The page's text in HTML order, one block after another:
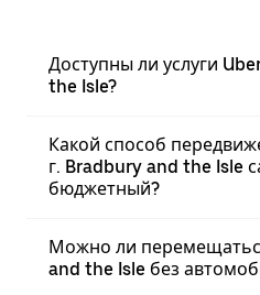
Доступны ли услуги
the Isle?
Какой способ
г. Bradbury and the Isle
бюджетный?
Можно ли
and the Isle без